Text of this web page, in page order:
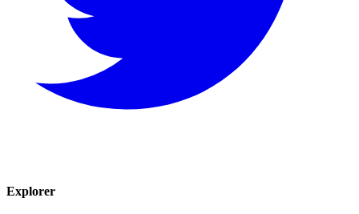
Explorer